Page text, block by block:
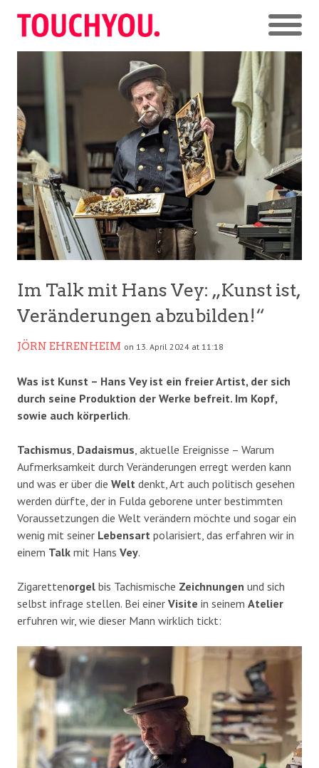
Im Talk mit Hans Vey: „Kunst ist,
Veränderungen abzubilden!“
JÖRN EHRENHEIM on 13. April 2024 at 11:18
Was ist Kunst – Hans Vey ist ein freier Artist, der sich
durch seine Produktion der Werke befreit. Im Kopf,
sowie auch körperlich.
Tachismus, Dadaismus, aktuelle Ereignisse – Warum
Aufmerksamkeit durch Veränderungen erregt werden kann
und was er über die Welt denkt, Art auch politisch gesehen
werden dürfte, der in Fulda geborene unter bestimmten
Voraussetzungen die Welt verändern möchte und sogar ein
wenig mit seiner Lebensart polarisiert, das erfahren wir in
einem Talk mit Hans Vey.
Zigarettenorgel bis Tachismische Zeichnungen und sich
selbst infrage stellen. Bei einer Visite in seinem Atelier
erfuhren wir, wie dieser Mann wirklich tickt: